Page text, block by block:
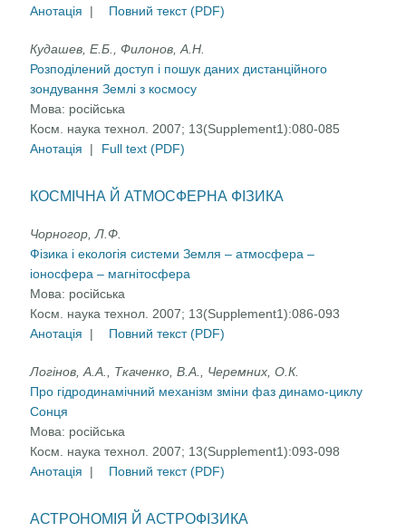
Анотація
| Повний текст (PDF)
Кудашев, Е.Б., Филонов, А.Н.
Розподілений доступ і пошук даних дистанційного
зондування Землі з космосу
Мова: російська
Косм. наука технол. 2007; 13(Supplement1):080-085
Анотація
| Full text (PDF)
КОСМІЧНА Й АТМОСФЕРНА ФІЗИКА
Чорногор, Л.Ф.
Фізика і екологія системи Земля – атмосфера –
іоносфера – магнітосфера
Мова: російська
Косм. наука технол. 2007; 13(Supplement1):086-093
Анотація
| Повний текст (PDF)
Логінов, А.А., Ткаченко, В.А., Черемних, О.К.
Про гідродинамічний механізм зміни фаз динамо-циклу
Сонця
Мова: російська
Косм. наука технол. 2007; 13(Supplement1):093-098
Анотація
| Повний текст (PDF)
АСТРОНОМІЯ Й АСТРОФІЗИКА